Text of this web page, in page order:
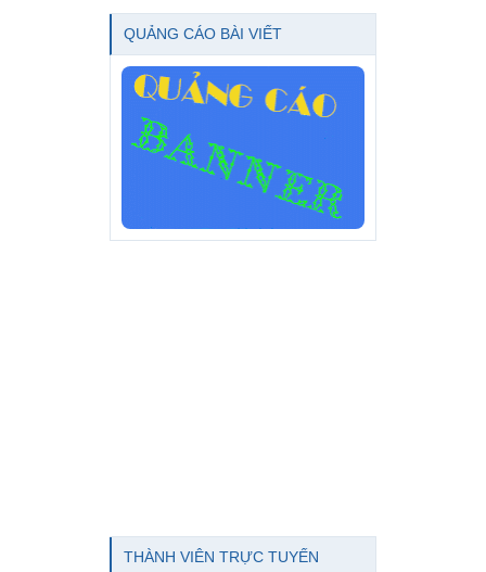
QUẢNG CÁO BÀI VIẾT
THÀNH VIÊN TRỰC TUYẾN